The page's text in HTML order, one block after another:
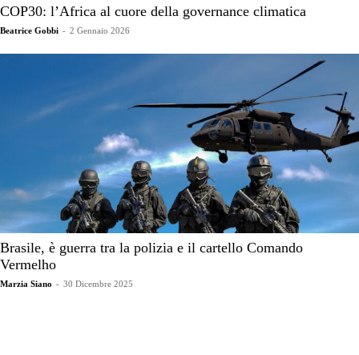
COP30: l’Africa al cuore della governance climatica
Beatrice Gobbi - 2 Gennaio 2026
Brasile, è guerra tra la polizia e il cartello Comando
Vermelho
Marzia Siano - 30 Dicembre 2025